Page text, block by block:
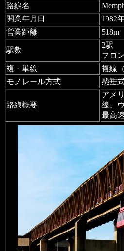
路線名
開業年月日
1982
営業距離
518m
駅数
2駅
フロ
複・単線
複線
モノレール方式
懸垂
路線概要
アメ
線。
最高